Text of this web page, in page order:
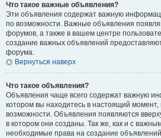
Что такое важные объявления?
Эти объявления содержат важную
по возможности. Важные объявления
форумов, а также в вашем центре
создание важных объявлений
форума.
Вернуться наверх
Что такое объявления?
Объявления чаще всего содержат важную
котором вы находитесь в настоящий
возможности. Объявления появляются
в котором они созданы. Так же, как и с
необходимые права на создание